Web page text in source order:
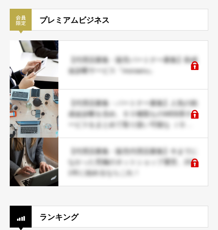
プレミアムビジネス
【代理店募集・販売パートナー募集】助成
金診断サービス『moraeru』
【代理店募集・パートナー募集】人気の助
成金診断を含め、６０種類ものWEB系サ
ービスをまとめて取り扱い可能な ＪＤネ
【代理店募集・販売代理店募集】今までに
なかった究極のネットショップ運営。202
1年に始めるならこれ！
ランキング